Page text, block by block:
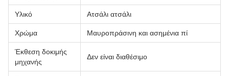
Υλικό Ατσάλι ατσάλι
Χρώμα Μαυροπράσινη και ασημένια πί
Έκθεση δοκιμής
μηχανής
Δεν είναι διαθέσιμο